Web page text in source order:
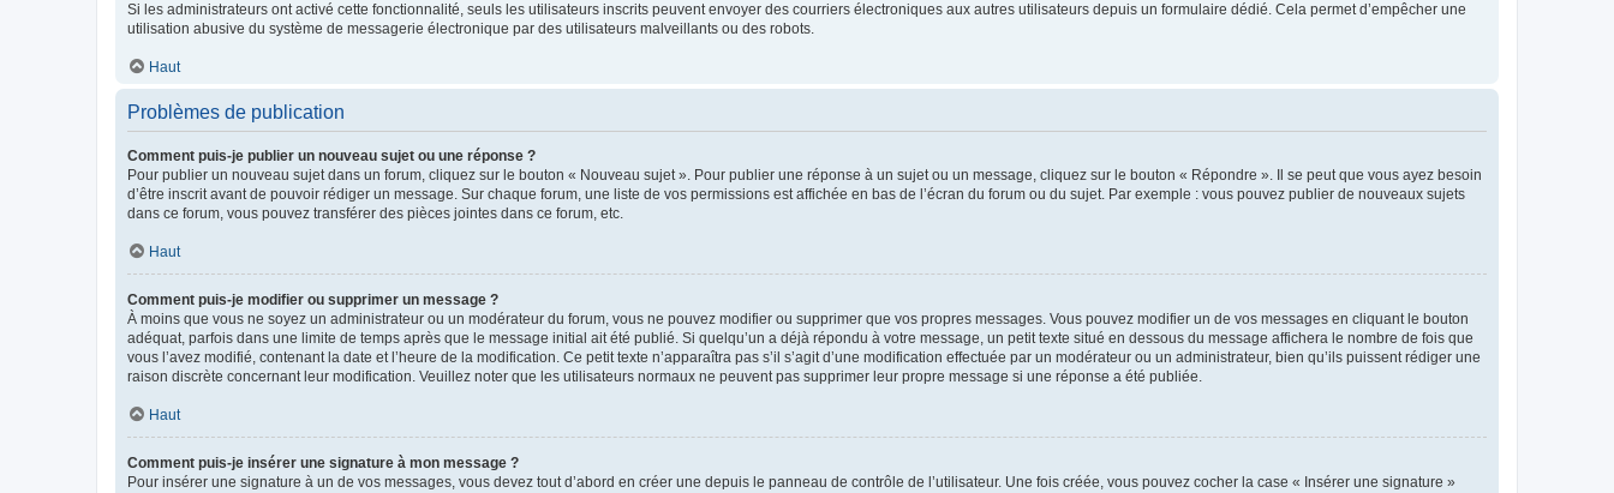
Si les administrateurs ont activé cette fonctionnalité, seuls les utilisateurs inscrits peuvent envoyer des courriers électroniques aux autres utilisateurs depuis un formulaire dédié. Cela permet d’empêcher une
utilisation abusive du système de messagerie électronique par des utilisateurs malveillants ou des robots.
Haut
Problèmes de publication
Comment puis-je publier un nouveau sujet ou une réponse ?
Pour publier un nouveau sujet dans un forum, cliquez sur le bouton « Nouveau sujet ». Pour publier une réponse à un sujet ou un message, cliquez sur le bouton « Répondre ». Il se peut que vous ayez besoin
d’être inscrit avant de pouvoir rédiger un message. Sur chaque forum, une liste de vos permissions est affichée en bas de l’écran du forum ou du sujet. Par exemple : vous pouvez publier de nouveaux sujets
dans ce forum, vous pouvez transférer des pièces jointes dans ce forum, etc.
Haut
Comment puis-je modifier ou supprimer un message ?
À moins que vous ne soyez un administrateur ou un modérateur du forum, vous ne pouvez modifier ou supprimer que vos propres messages. Vous pouvez modifier un de vos messages en cliquant le bouton
adéquat, parfois dans une limite de temps après que le message initial ait été publié. Si quelqu’un a déjà répondu à votre message, un petit texte situé en dessous du message affichera le nombre de fois que
vous l’avez modifié, contenant la date et l’heure de la modification. Ce petit texte n’apparaîtra pas s’il s’agit d’une modification effectuée par un modérateur ou un administrateur, bien qu’ils puissent rédiger une
raison discrète concernant leur modification. Veuillez noter que les utilisateurs normaux ne peuvent pas supprimer leur propre message si une réponse a été publiée.
Haut
Comment puis-je insérer une signature à mon message ?
Pour insérer une signature à un de vos messages, vous devez tout d’abord en créer une depuis le panneau de contrôle de l’utilisateur. Une fois créée, vous pouvez cocher la case « Insérer une signature »